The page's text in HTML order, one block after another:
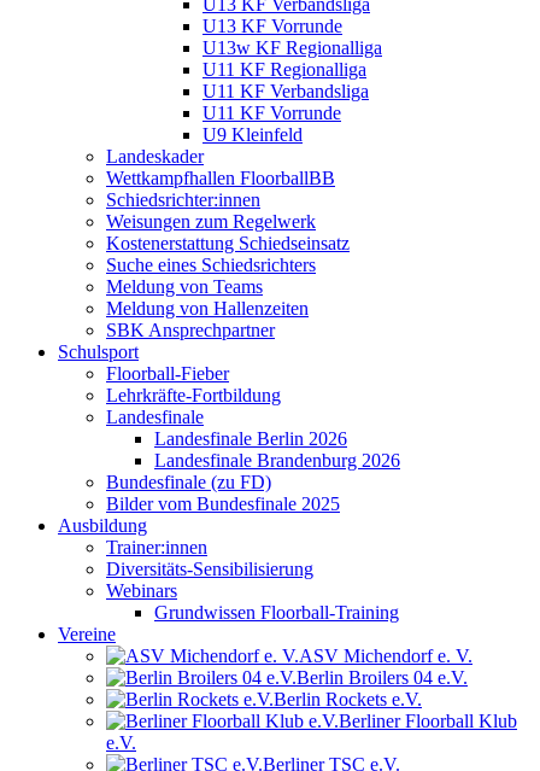
U13 KF Verbandsliga
U13 KF Vorrunde
U13w KF Regionalliga
U11 KF Regionalliga
U11 KF Verbandsliga
U11 KF Vorrunde
U9 Kleinfeld
Landeskader
Wettkampfhallen FloorballBB
Schiedsrichter:innen
Weisungen zum Regelwerk
Kostenerstattung Schiedseinsatz
Suche eines Schiedsrichters
Meldung von Teams
Meldung von Hallenzeiten
SBK Ansprechpartner
Schulsport
Floorball-Fieber
Lehrkräfte-Fortbildung
Landesfinale
Landesfinale Berlin 2026
Landesfinale Brandenburg 2026
Bundesfinale (zu FD)
Bilder vom Bundesfinale 2025
Ausbildung
Trainer:innen
Diversitäts-Sensibilisierung
Webinars
Grundwissen Floorball-Training
Vereine
ASV Michendorf e. V.
Berlin Broilers 04 e.V.
Berlin Rockets e.V.
Berliner Floorball Klub
e.V.
Berliner TSC e.V.